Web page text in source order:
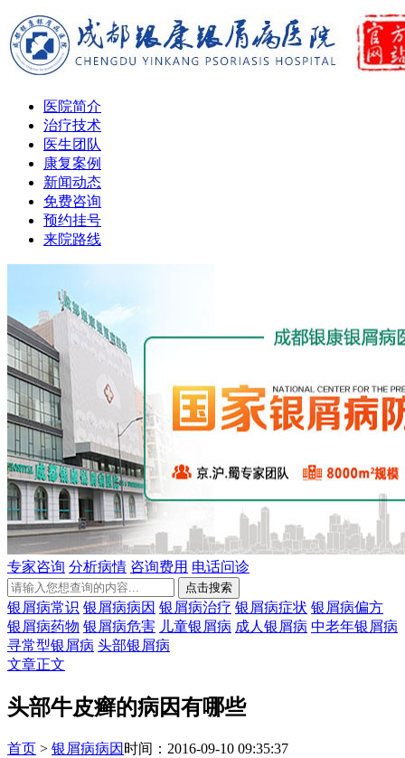
医院简介
治疗技术
医生团队
康复案例
新闻动态
免费咨询
预约挂号
来院路线
专家咨询 分析病情 咨询费用 电话问诊
银屑病常识 银屑病病因 银屑病治疗 银屑病症状 银屑病偏方
银屑病药物 银屑病危害 儿童银屑病 成人银屑病 中老年银屑病
寻常型银屑病 头部银屑病
文章正文
头部牛皮癣的病因有哪些
首页 > 银屑病病因 时间：2016-09-10 09:35:37